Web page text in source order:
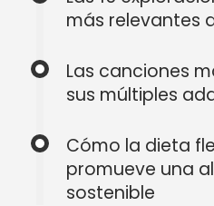
más relevantes
Las canciones
sus múltiples
Cómo la dieta
promueve una
sostenible